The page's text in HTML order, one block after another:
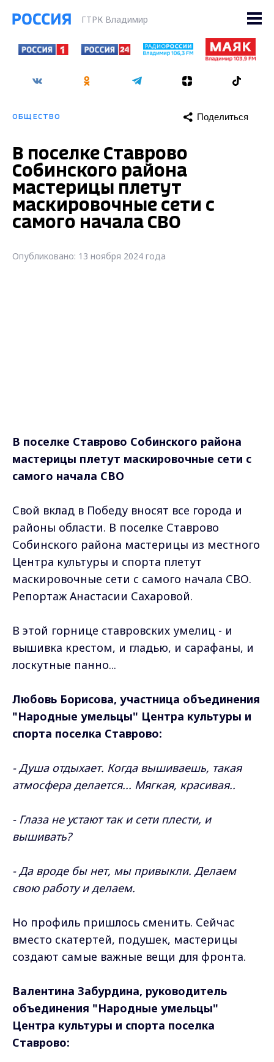
ГТРК Владимир
ОБЩЕСТВО Поделиться
В поселке Ставрово
Собинского района
мастерицы плетут
маскировочные сети с
самого начала СВО
Опубликовано: 13 ноября 2024 года
В поселке Ставрово Собинского района
мастерицы плетут маскировочные сети с
самого начала СВО
Свой вклад в Победу вносят все города и
районы области. В поселке Ставрово
Собинского района мастерицы из местного
Центра культуры и спорта плетут
маскировочные сети с самого начала СВО.
Репортаж Анастасии Сахаровой.
В этой горнице ставровских умелиц - и
вышивка крестом, и гладью, и сарафаны, и
лоскутные панно...
Любовь Борисова, участница объединения
"Народные умельцы" Центра культуры и
спорта поселка Ставрово:
- Душа отдыхает. Когда вышиваешь, такая
атмосфера делается... Мягкая, красивая..
- Глаза не устают так и сети плести, и
вышивать?
- Да вроде бы нет, мы привыкли. Делаем
свою работу и делаем.
Но профиль пришлось сменить. Сейчас
вместо скатертей, подушек, мастерицы
создают самые важные вещи для фронта.
Валентина Забурдина, руководитель
объединения "Народные умельцы"
Центра культуры и спорта поселка
Ставрово: